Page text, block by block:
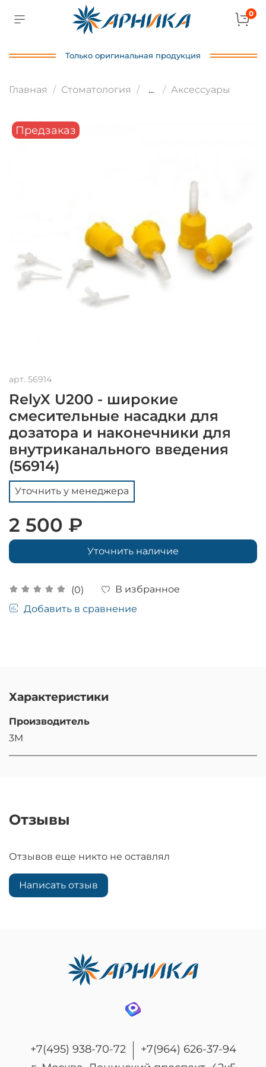
0
Только оригинальная продукция
Главная Стоматология ... Аксессуары
Предзаказ
арт. 56914
RelyX U200 - широкие
смесительные насадки для
дозатора и наконечники для
внутриканального введения
(56914)
(0)
В избранное
Добавить в сравнение
Уточнить у менеджера
2 500 ₽
Уточнить наличие
Характеристики
Производитель
3M
Отзывы
Отзывов еще никто не оставлял
Написать отзыв
+7(495) 938-70-72
+7(964) 626-37-94